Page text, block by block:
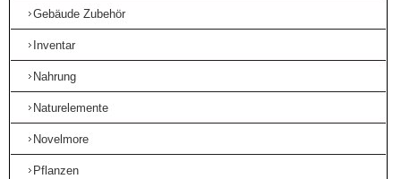
Gebäude Zubehör
Inventar
Nahrung
Naturelemente
Novelmore
Pflanzen